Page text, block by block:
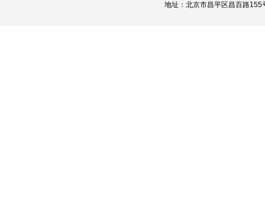
地址：北京市昌平区昌百路